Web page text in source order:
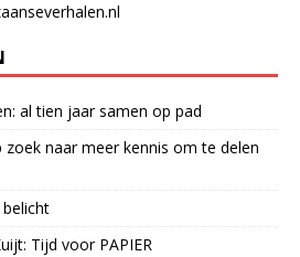
al tien jaar samen op pad
naar meer kennis om te delen
Tijd voor PAPIER